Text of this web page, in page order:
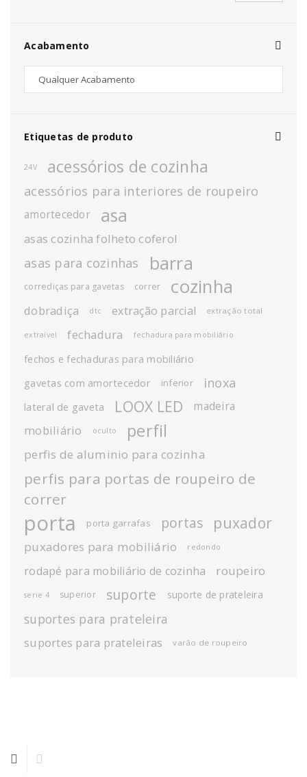
Acabamento
Etiquetas de produto
24V acessórios de cozinha
acessórios para interiores de roupeiro
amortecedor asa
asas cozinha folheto coferol
asas para cozinhas barra
corrediças para gavetas correr cozinha
dobradiça dtc extração parcial extração total
extraível fechadura fechadura para mobiliário
fechos e fechaduras para mobiliário
gavetas com amortecedor
inferior inoxa
lateral de gaveta LOOX LED madeira
mobiliário oculto perfil
perfis de aluminio para cozinha
perfis para portas de roupeiro de
correr
porta porta garrafas portas puxador
puxadores para mobiliário redondo
rodapé para mobiliário de cozinha roupeiro
serie 4 superior suporte suporte de prateleira
suportes para prateleira
suportes para prateleiras varão de roupeiro